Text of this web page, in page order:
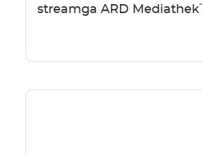
streamga ARD Mediathek